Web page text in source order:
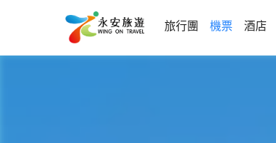
旅行團 機票 酒店